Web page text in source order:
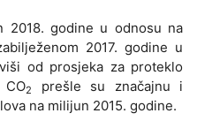
2018. godine u odnosu na
2017. godine u
od prosjeka za proteklo
2
prešle su značajnu i
na milijun 2015. godine.